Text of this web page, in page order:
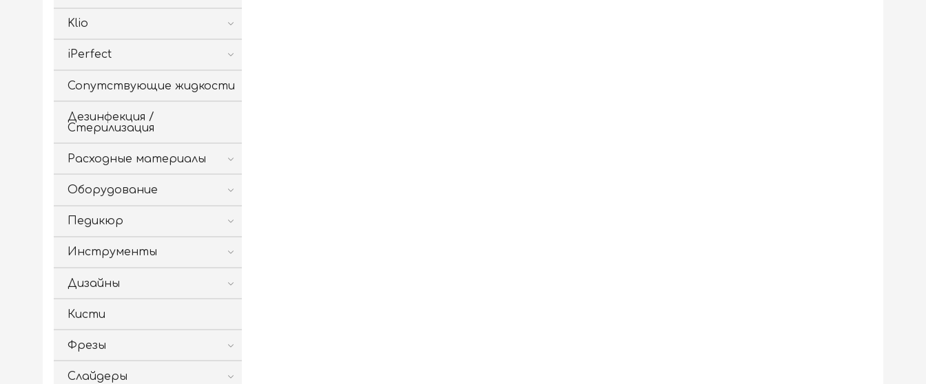
Klio
iPerfect
Сопутствующие жидкости
Дезинфекция /
Стерилизация
Расходные материалы
Оборудование
Педикюр
Инструменты
Дизайны
Кисти
Фрезы
Слайдеры